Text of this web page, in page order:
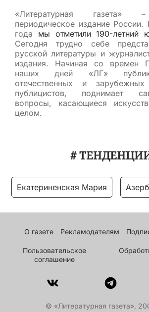
«Литературная газета»
периодическое издание
года мы отметили 190-летний
Сегодня трудно себе
русской литературы и
издания. Начиная со времен
наших дней «ЛГ»
отечественных и
публицистов, поднимает
вопросы, касающиеся
целом.
#
Екатериненская Мария
О газете Рекламодателям
Пользовательское
соглашение
© «Литературная газета»,